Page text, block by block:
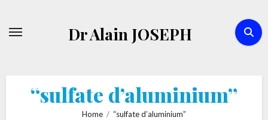
Dr Alain JOSEPH
“sulfate d’aluminium”
Home “sulfate d’aluminium”